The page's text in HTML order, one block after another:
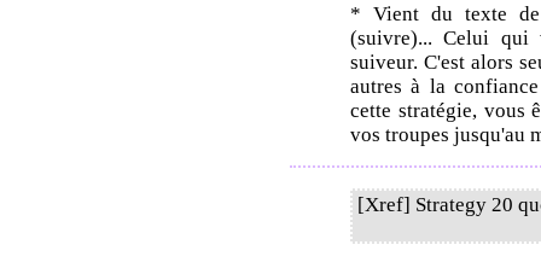
* Vient du texte
(suivre)... Celui
suiveur. C'est alors
autres à la
cette stratégie, vous
vos troupes jusqu'au
[Xref] Strategy 20